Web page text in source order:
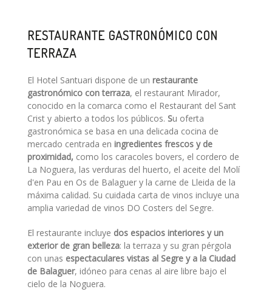
RESTAURANTE GASTRONÓMICO CON
TERRAZA
El Hotel Santuari dispone de un restaurante
gastronómico con terraza, el restaurant Mirador,
conocido en la comarca como el Restaurant del Sant
Crist y abierto a todos los públicos. Su oferta
gastronómica se basa en una delicada cocina de
mercado centrada en ingredientes frescos y de
proximidad, como los caracoles bovers, el cordero de
La Noguera, las verduras del huerto, el aceite del Molí
d'en Pau en Os de Balaguer y la carne de Lleida de la
máxima calidad. Su cuidada carta de vinos incluye una
amplia variedad de vinos DO Costers del Segre.
El restaurante incluye dos espacios interiores y un
exterior de gran belleza: la terraza y su gran pérgola
con unas espectaculares vistas al Segre y a la Ciudad
de Balaguer, idóneo para cenas al aire libre bajo el
cielo de la Noguera.